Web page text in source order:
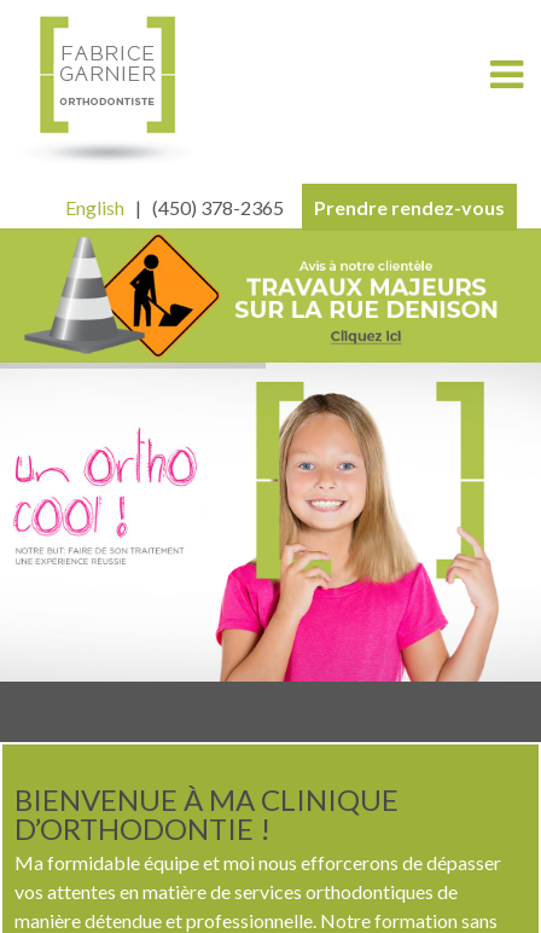
English | (450) 378-2365 Prendre rendez-vous
BIENVENUE À MA CLINIQUE
D’ORTHODONTIE !
Ma formidable équipe et moi nous efforcerons de dépasser
vos attentes en matière de services orthodontiques de
manière détendue et professionnelle. Notre formation sans